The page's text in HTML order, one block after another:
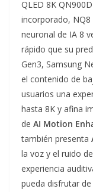
QLED 8K
incorporado, NQ8
neuronal de IA 8
rápido que su
Gen3, Samsung
el contenido de
usuarios una
hasta 8K y afina
de AI Motion
también presenta
la voz y el ruido
experiencia
pueda disfrutar